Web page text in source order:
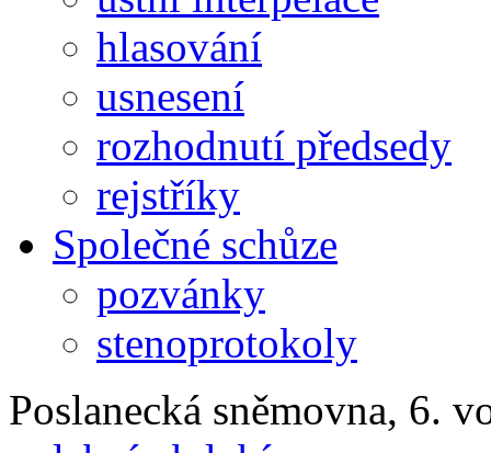
hlasování
usnesení
rozhodnutí předsedy
rejstříky
Společné schůze
pozvánky
stenoprotokoly
Poslanecká sněmovna, 6.